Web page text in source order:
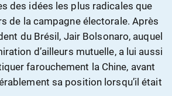
des idées les plus radicales que
de la campagne électorale. Après
du Brésil, Jair Bolsonaro, auquel
d’ailleurs mutuelle, a lui aussi
farouchement la Chine, avant
sa position lorsqu’il était